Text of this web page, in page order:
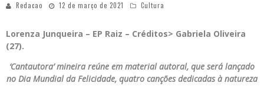
Redacao 12 de março de 2021 Cultura
Lorenza Junqueira – EP Raiz – Créditos> Gabriela Oliveira
(27).
‘Cantautora’ mineira reúne em material autoral, que será lançado
no Dia Mundial da Felicidade, quatro canções dedicadas à natureza